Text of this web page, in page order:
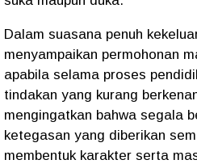
Dalam suasana penuh
menyampaikan permohonan
apabila selama proses
tindakan yang kurang
mengingatkan bahwa segala
ketegasan yang diberikan
membentuk karakter serta